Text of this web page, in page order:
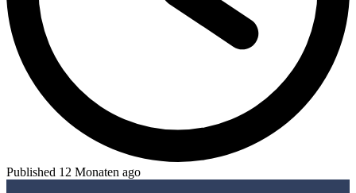
Published 12 Monaten ago